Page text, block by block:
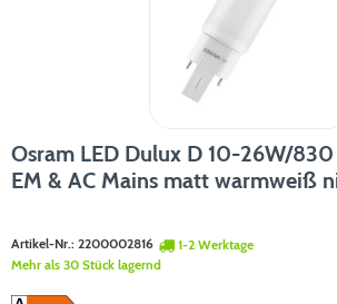
Osram LED Dulux D 10-26W/
EM & AC Mains matt warmweiß
Artikel-Nr.: 2200002816
1-2 Werktage
Mehr als 30 Stück lagernd